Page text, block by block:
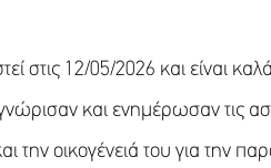
στις 12/05/2026 και είναι
και ενημέρωσαν τις
την οικογένειά του για την